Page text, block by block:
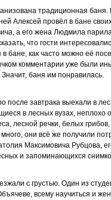
традиционная
Алексей провёл в бане
а его жена Людмила
что гости
бане, как часто можно её
комментарии уже были
Значит, баня им понравилась.
после завтрака выехали в
в лесных вузах, неплохо
лесной речки, белых
много, они всё же получили
Максимовича Рубцова,
и запоминающихся
с грустью. Один из
всему научиться и